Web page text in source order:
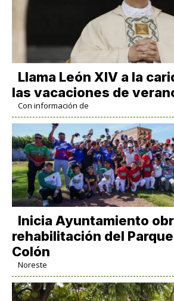
Llama León XIV a la
las vacaciones de
Con información de
Inicia Ayuntamiento
rehabilitación del
Colón
Noreste